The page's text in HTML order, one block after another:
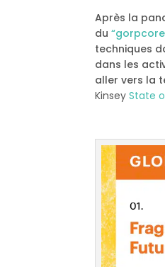
Après la
du
techniques
dans les
aller vers la
KinseyState